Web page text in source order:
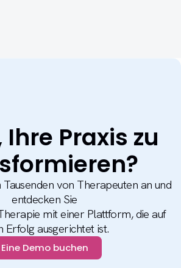
Ihre Praxis zu
Tausenden von Therapeuten an und
entdecken Sie
mit einer Plattform, die auf
Erfolg ausgerichtet ist.
Eine Demo buchen